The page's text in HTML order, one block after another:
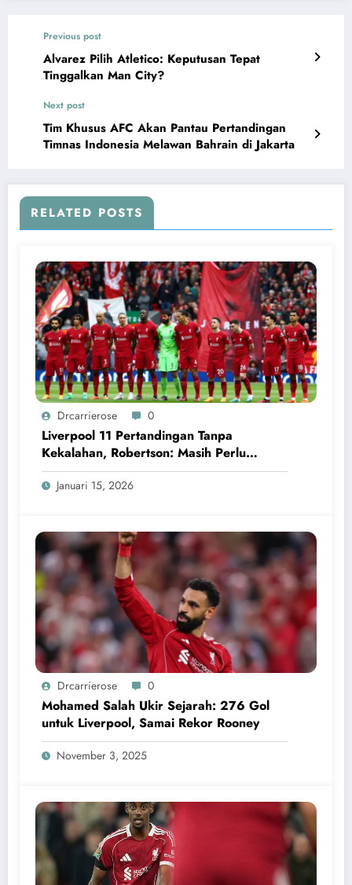
Previous post
Alvarez Pilih Atletico: Keputusan Tepat
Tinggalkan Man City?
Next post
Tim Khusus AFC Akan Pantau Pertandingan
Timnas Indonesia Melawan Bahrain di Jakarta
RELATED POSTS
Drcarrierose 0
Liverpool 11 Pertandingan Tanpa
Kekalahan, Robertson: Masih Perlu
Perbaikan
Januari 15, 2026
Drcarrierose 0
Mohamed Salah Ukir Sejarah: 276 Gol
untuk Liverpool, Samai Rekor Rooney
November 3, 2025